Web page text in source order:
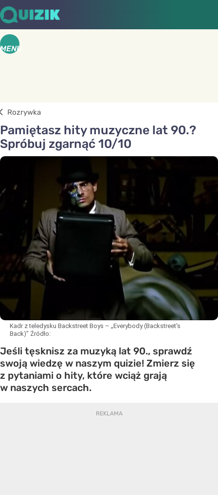
MENU
Rozrywka
Pamiętasz hity muzyczne lat 90.?
Spróbuj zgarnąć 10/10
Kadr z teledysku Backstreet Boys – „Everybody (Backstreet's
Back)” Źródło:
Jeśli tęsknisz za muzyką lat 90., sprawdź
swoją wiedzę w naszym quizie! Zmierz się
z pytaniami o hity, które wciąż grają
w naszych sercach.